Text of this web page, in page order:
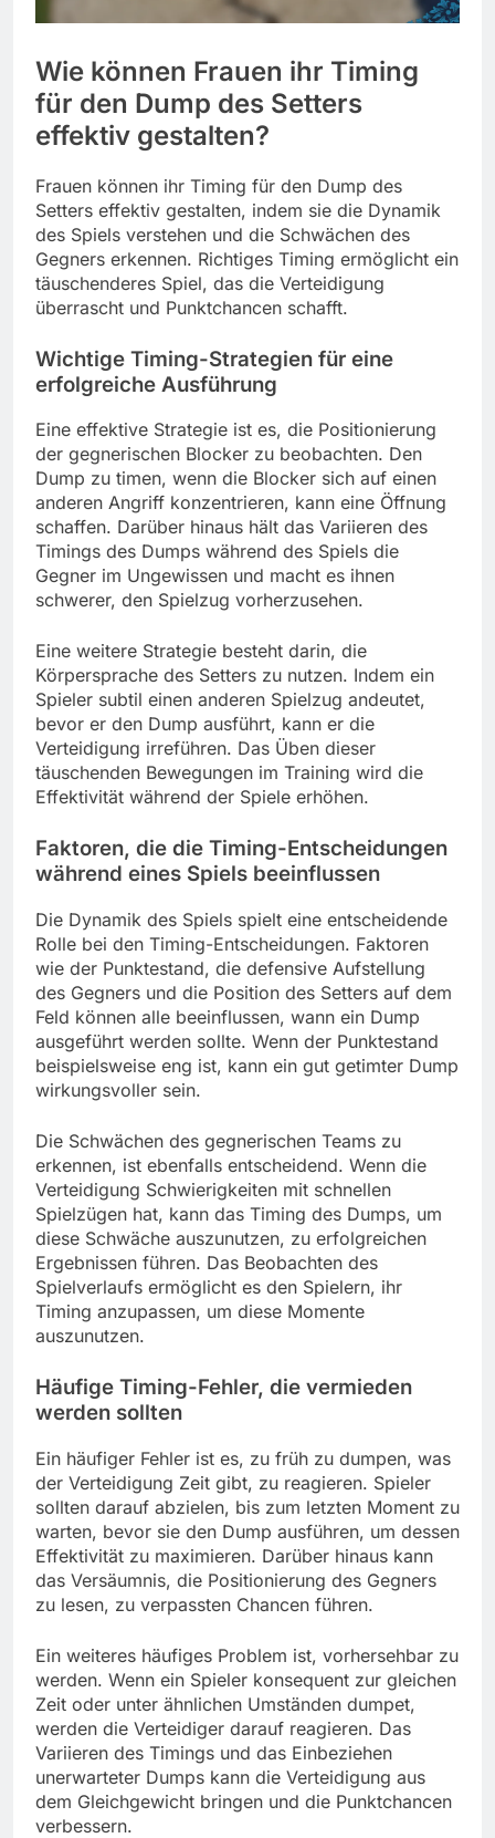
Wie können Frauen ihr Timing
für den Dump des Setters
effektiv gestalten?
Frauen können ihr Timing für den Dump des
Setters effektiv gestalten, indem sie die Dynamik
des Spiels verstehen und die Schwächen des
Gegners erkennen. Richtiges Timing ermöglicht ein
täuschenderes Spiel, das die Verteidigung
überrascht und Punktchancen schafft.
Wichtige Timing-Strategien für eine
erfolgreiche Ausführung
Eine effektive Strategie ist es, die Positionierung
der gegnerischen Blocker zu beobachten. Den
Dump zu timen, wenn die Blocker sich auf einen
anderen Angriff konzentrieren, kann eine Öffnung
schaffen. Darüber hinaus hält das Variieren des
Timings des Dumps während des Spiels die
Gegner im Ungewissen und macht es ihnen
schwerer, den Spielzug vorherzusehen.
Eine weitere Strategie besteht darin, die
Körpersprache des Setters zu nutzen. Indem ein
Spieler subtil einen anderen Spielzug andeutet,
bevor er den Dump ausführt, kann er die
Verteidigung irreführen. Das Üben dieser
täuschenden Bewegungen im Training wird die
Effektivität während der Spiele erhöhen.
Faktoren, die die Timing-Entscheidungen
während eines Spiels beeinflussen
Die Dynamik des Spiels spielt eine entscheidende
Rolle bei den Timing-Entscheidungen. Faktoren
wie der Punktestand, die defensive Aufstellung
des Gegners und die Position des Setters auf dem
Feld können alle beeinflussen, wann ein Dump
ausgeführt werden sollte. Wenn der Punktestand
beispielsweise eng ist, kann ein gut getimter Dump
wirkungsvoller sein.
Die Schwächen des gegnerischen Teams zu
erkennen, ist ebenfalls entscheidend. Wenn die
Verteidigung Schwierigkeiten mit schnellen
Spielzügen hat, kann das Timing des Dumps, um
diese Schwäche auszunutzen, zu erfolgreichen
Ergebnissen führen. Das Beobachten des
Spielverlaufs ermöglicht es den Spielern, ihr
Timing anzupassen, um diese Momente
auszunutzen.
Häufige Timing-Fehler, die vermieden
werden sollten
Ein häufiger Fehler ist es, zu früh zu dumpen, was
der Verteidigung Zeit gibt, zu reagieren. Spieler
sollten darauf abzielen, bis zum letzten Moment zu
warten, bevor sie den Dump ausführen, um dessen
Effektivität zu maximieren. Darüber hinaus kann
das Versäumnis, die Positionierung des Gegners
zu lesen, zu verpassten Chancen führen.
Ein weiteres häufiges Problem ist, vorhersehbar zu
werden. Wenn ein Spieler konsequent zur gleichen
Zeit oder unter ähnlichen Umständen dumpet,
werden die Verteidiger darauf reagieren. Das
Variieren des Timings und das Einbeziehen
unerwarteter Dumps kann die Verteidigung aus
dem Gleichgewicht bringen und die Punktchancen
verbessern.